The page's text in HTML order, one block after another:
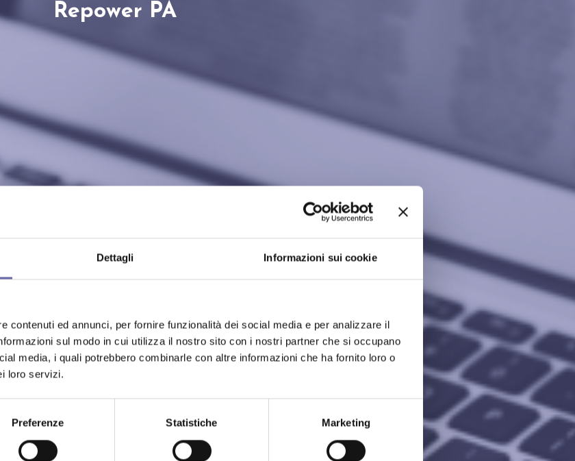
Dettagli Informazioni sui cookie
contenuti ed annunci, per fornire funzionalità dei social media e per analizzare il
sul modo in cui utilizza il nostro sito con i nostri partner che si occupano
media, i quali potrebbero combinarle con altre informazioni che ha fornito loro o
loro servizi.
Preferenze Statistiche Marketing
Repower PA